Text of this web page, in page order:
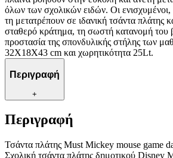
όλων των σχολικών ειδών. Οι ενισχυμένοι,
τη μετατρέπουν σε ιδανική τσάντα πλάτης
σταθερό κράτημα, τη σωστή κατανομή του
προστασία της σπονδυλικής στήλης των
32X18X43 cm και χωρητικότητα 25Lt.
Περιγραφή
+
Περιγραφή
Τσάντα πλάτης Must Mickey mouse game
Σχολική τσάντα πλάτης δημοτικού Disney